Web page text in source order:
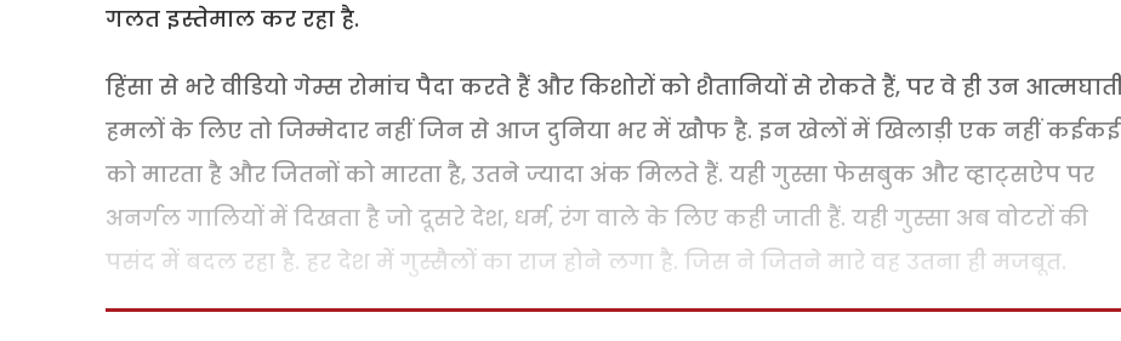
गलत इस्तेमाल कर रहा है.
हिंसा से भरे वीडियो गेम्स रोमांच पैदा करते हैं और किशोरों को शैतानियों से रोकते हैं, पर वे ही उन
हमलों के लिए तो जिम्मेदार नहीं जिन से आज दुनिया भर में खौफ है. इन खेलों में खिलाड़ी एक नहीं कईकई
को मारता है और जितनों को मारता है, उतने ज्यादा अंक मिलते हैं. यही गुस्सा फेसबुक और व्हाट्सऐप पर
अनर्गल गालियों में दिखता है जो दूसरे देश, धर्म, रंग वाले के लिए कही जाती हैं. यही गुस्सा अब वोटरों की
पसंद में बदल रहा है. हर देश में गुस्सैलों का राज होने लगा है. जिस ने जितने मारे वह उतना ही मजबूत.